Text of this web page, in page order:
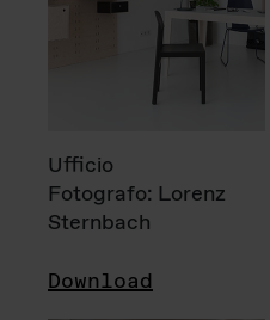
Ufficio
Fotografo: Lorenz
Sternbach
Download